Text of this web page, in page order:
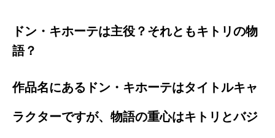
ドン・キホーテは主役？それともキトリの物
語？
作品名にあるドン・キホーテはタイトルキャ
ラクターですが、物語の重心はキトリとバジ